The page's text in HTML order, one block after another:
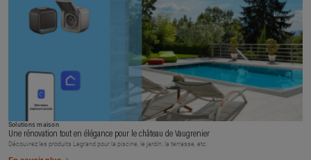
Solutions maison
Une rénovation tout en élégance pour le château de Vaugrenier
Découvrez les produits Legrand pour la piscine, le jardin, la terrasse, etc.